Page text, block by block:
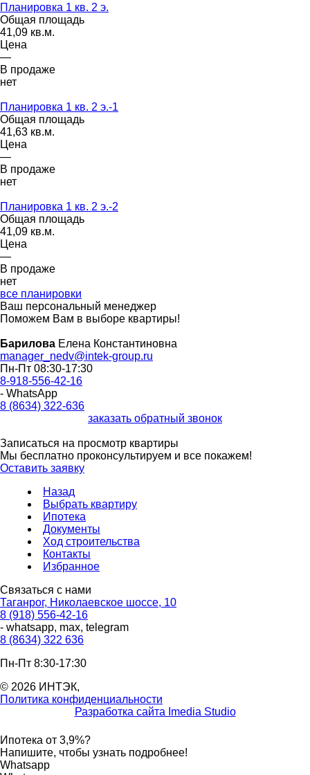
Планировка 1 кв. 2 э.
Общая площадь
41,09 кв.м.
Цена
—
В продаже
нет
Планировка 1 кв. 2 э.-1
Общая площадь
41,63 кв.м.
Цена
—
В продаже
нет
Планировка 1 кв. 2 э.-2
Общая площадь
41,09 кв.м.
Цена
—
В продаже
нет
все планировки
Ваш персональный менеджер
Поможем Вам в выборе квартиры!
Барилова Елена Константиновна
manager_nedv@intek-group.ru
Пн-Пт 08:30-17:30
8-918-556-42-16
- WhatsApp
8 (8634) 322-636
заказать обратный звонок
Записаться на просмотр квартиры
Мы бесплатно проконсультируем и все покажем!
Оставить заявку
Назад
Выбрать квартиру
Ипотека
Документы
Ход строительства
Контакты
Избранное
Связаться с нами
Таганрог, Николаевское шоссе, 10
8 (918) 556-42-16
- whatsapp, max, telegram
8 (8634) 322 636
Пн-Пт 8:30-17:30
© 2026 ИНТЭК,
Политика конфиденциальности
Разработка сайта Imedia Studio
Ипотека от 3,9%?
Напишите, чтобы узнать подробнее!
Whatsapp